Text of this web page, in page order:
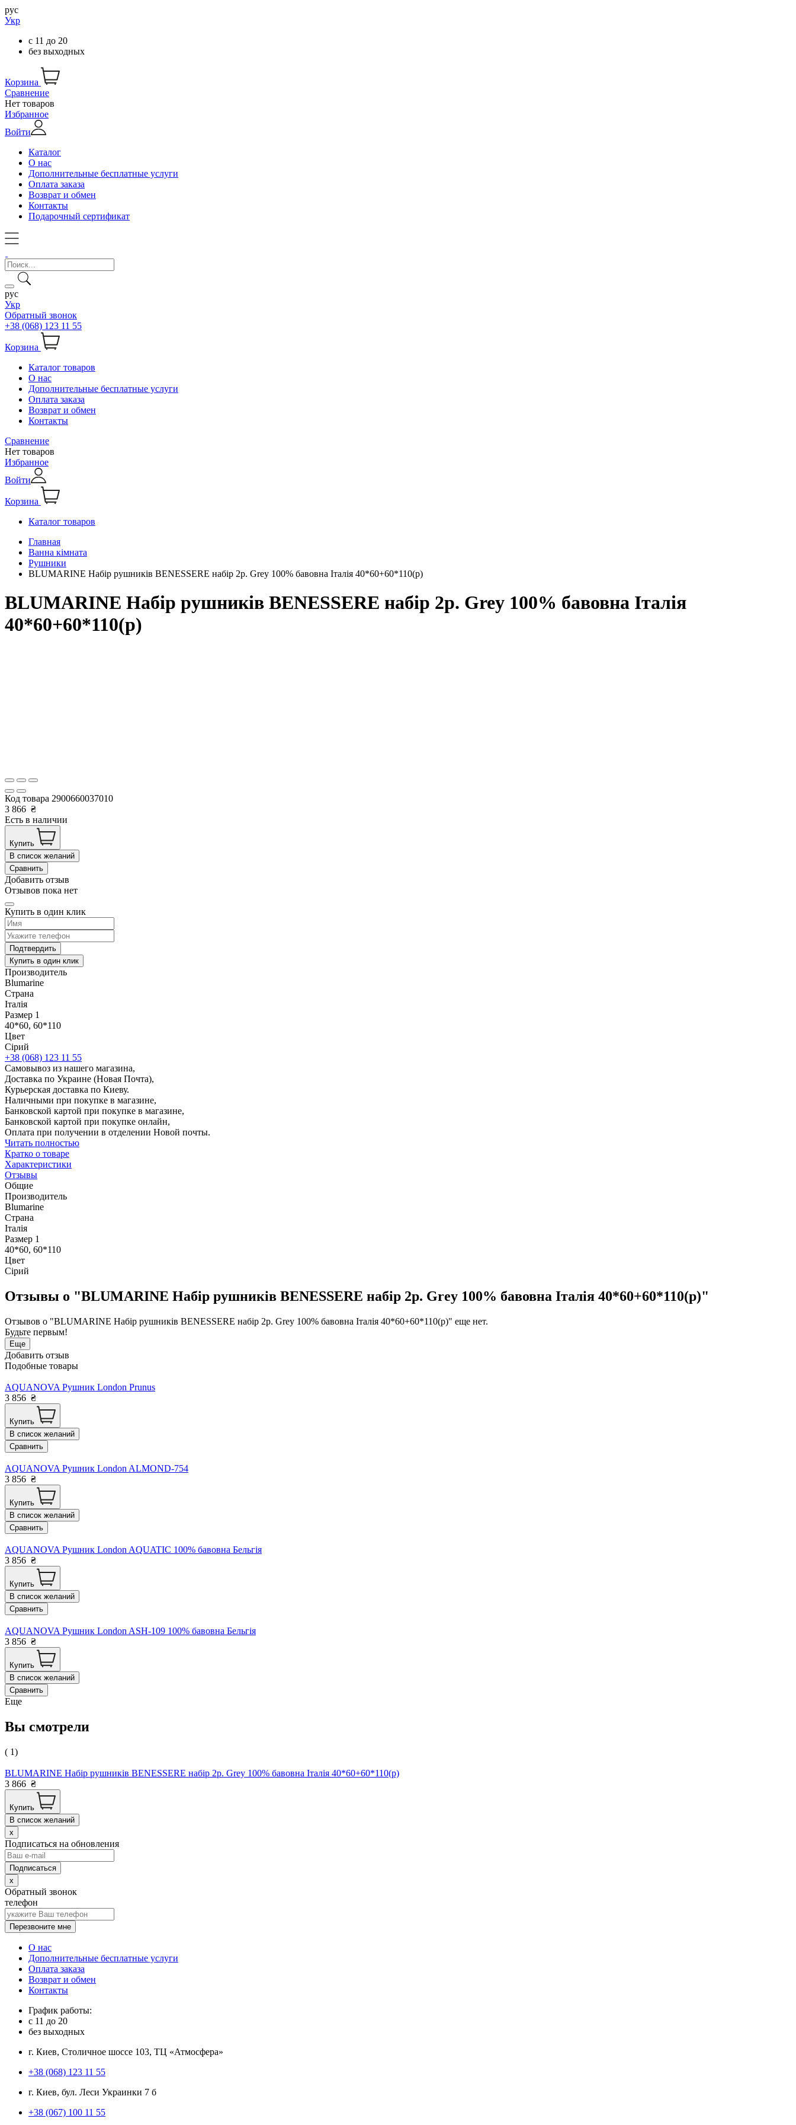
рус
Укр
с 11 до 20
без выходных
Корзина
Сравнение
Нет товаров
Избранное
Войти
Каталог
О нас
Дополнительные бесплатные услуги
Оплата заказа
Возврат и обмен
Контакты
Подарочный сертификат
рус
Укр
Обратный звонок
+38 (068) 123 11 55
Корзина
Каталог товаров
О нас
Дополнительные бесплатные услуги
Оплата заказа
Возврат и обмен
Контакты
Сравнение
Нет товаров
Избранное
Войти
Корзина
Каталог товаров
Главная
Ванна кімната
Рушники
BLUMARINE Набір рушників BENESSERE набір 2р. Grey 100% бавовна Італія 40*60+60*110(р)
BLUMARINE Набір рушників BENESSERE набір 2р. Grey 100% бавовна Італія
40*60+60*110(р)
Код товара 2900660037010
3 866 ₴
Есть в наличии
Купить
В список желаний
Сравнить
Добавить отзыв
Отзывов пока нет
Купить в один клик
Подтвердить
Купить в один клик
Производитель
Blumarine
Страна
Італія
Размер 1
40*60, 60*110
Цвет
Сірий
+38 (068) 123 11 55
Самовывоз из нашего магазина,
Доставка по Украине (Новая Почта),
Курьерская доставка по Киеву.
Наличными при покупке в магазине,
Банковской картой при покупке в магазине,
Банковской картой при покупке онлайн,
Оплата при получении в отделении Новой почты.
Читать полностью
Кратко о товаре
Характеристики
Отзывы
Общие
Производитель
Blumarine
Страна
Італія
Размер 1
40*60, 60*110
Цвет
Сірий
Отзывы о "BLUMARINE Набір рушників BENESSERE набір 2р. Grey 100% бавовна Італія 40*60+60*110(р)"
Отзывов о "BLUMARINE Набір рушників BENESSERE набір 2р. Grey 100% бавовна Італія 40*60+60*110(р)" еще нет.
Будьте первым!
Еще
Добавить отзыв
Подобные товары
AQUANOVA Рушник London Prunus
3 856 ₴
Купить
В список желаний
Сравнить
AQUANOVA Рушник London ALMOND-754
3 856 ₴
Купить
В список желаний
Сравнить
AQUANOVA Рушник London AQUATIC 100% бавовна Бельгія
3 856 ₴
Купить
В список желаний
Сравнить
AQUANOVA Рушник London ASH-109 100% бавовна Бельгія
3 856 ₴
Купить
В список желаний
Сравнить
Еще
Вы смотрели
( 1)
BLUMARINE Набір рушників BENESSERE набір 2р. Grey 100% бавовна Італія 40*60+60*110(р)
3 866 ₴
Купить
В список желаний
x
Подписаться на обновления
x
Обратный звонок
телефон
Перезвоните мне
О нас
Дополнительные бесплатные услуги
Оплата заказа
Возврат и обмен
Контакты
График работы:
с 11 до 20
без выходных
г. Киев, Столичное шоссе 103, ТЦ «Атмосфера»
+38 (068) 123 11 55
г. Киев, бул. Леси Украинки 7 б
+38 (067) 100 11 55